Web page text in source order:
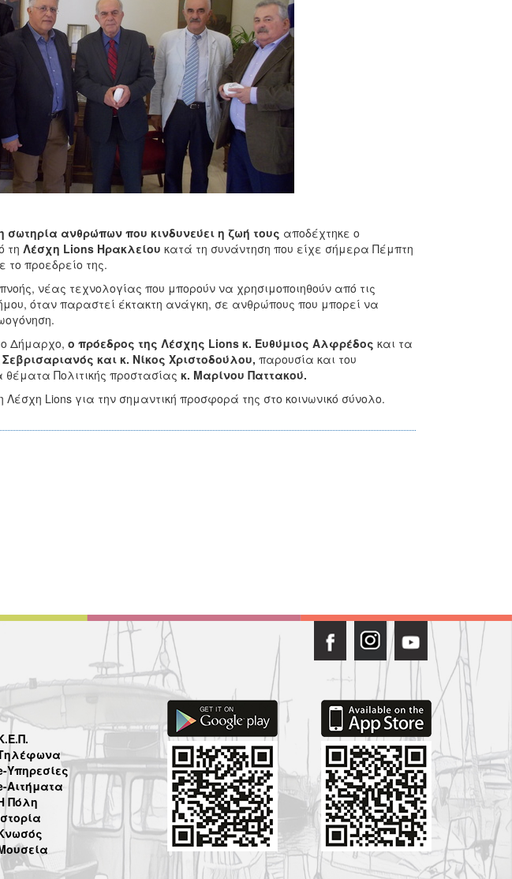
ανθρώπων που κινδυνεύει η ζωή τους αποδέχτηκε ο
τη Λέσχη Lions Ηρακλείου κατά τη συνάντηση που είχε σήμερα Πέμπτη
το προεδρείο της.
νέας τεχνολογίας που μπορούν να χρησιμοποιηθούν από τις
όταν παραστεί έκτακτη ανάγκη, σε ανθρώπους που μπορεί να
Δήμαρχο, ο πρόεδρος της Λέσχης Lions κ. Ευθύμιος Αλφρέδος και τα
και κ. Νίκος Χριστοδούλου, παρουσία και του
Πολιτικής προστασίας κ. Μαρίνου Παττακού.
Lions για την σημαντική προσφορά της στο κοινωνικό σύνολο.
Υπηρεσίες
Αιτήματα
Πόλη